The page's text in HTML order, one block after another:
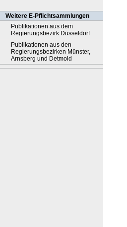
Weitere E-Pflichtsammlungen
Publikationen aus dem
Regierungsbezirk Düsseldorf
Publikationen aus den
Regierungsbezirken Münster,
Arnsberg und Detmold